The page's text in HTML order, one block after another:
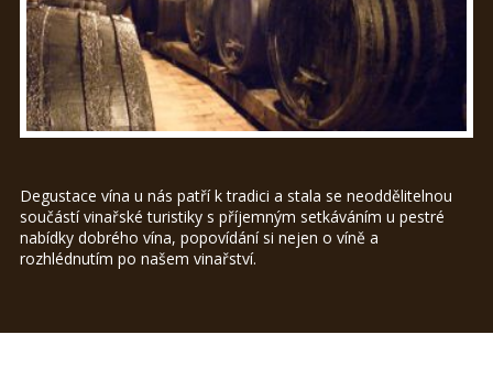
Degustace vína u nás patří k tradici a stala se neoddělitelnou
součástí vinařské turistiky s příjemným setkáváním u pestré
nabídky dobrého vína, popovídání si nejen o víně a
rozhlédnutím po našem vinařství.